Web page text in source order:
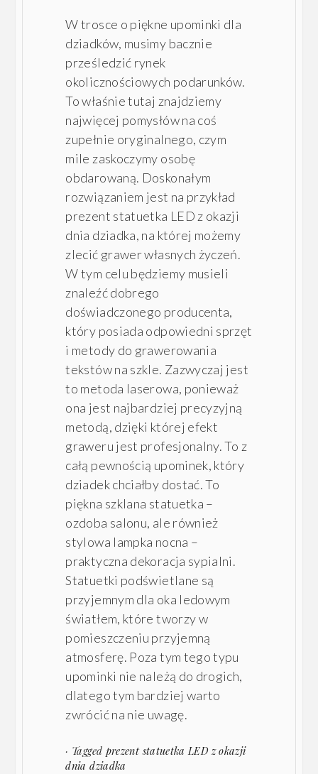
W trosce o piękne upominki dla
dziadków, musimy bacznie
prześledzić rynek
okolicznościowych podarunków.
To właśnie tutaj znajdziemy
najwięcej pomysłów na coś
zupełnie oryginalnego, czym
mile zaskoczymy osobę
obdarowaną. Doskonałym
rozwiązaniem jest na przykład
prezent statuetka LED z okazji
dnia dziadka, na której możemy
zlecić grawer własnych życzeń.
W tym celu będziemy musieli
znaleźć dobrego
doświadczonego producenta,
który posiada odpowiedni sprzęt
i metody do grawerowania
tekstów na szkle. Zazwyczaj jest
to metoda laserowa, ponieważ
ona jest najbardziej precyzyjną
metodą, dzięki której efekt
graweru jest profesjonalny. To z
całą pewnością upominek, który
dziadek chciałby dostać. To
piękna szklana statuetka –
ozdoba salonu, ale również
stylowa lampka nocna –
praktyczna dekoracja sypialni.
Statuetki podświetlane są
przyjemnym dla oka ledowym
światłem, które tworzy w
pomieszczeniu przyjemną
atmosferę. Poza tym tego typu
upominki nie należą do drogich,
dlatego tym bardziej warto
zwrócić na nie uwagę.
· Tagged prezent statuetka LED z okazji
dnia dziadka